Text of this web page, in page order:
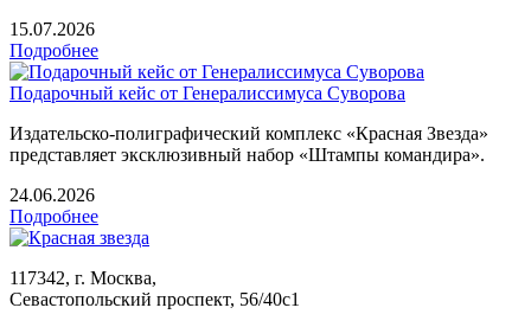
15.07.2026
Подробнее
Подарочный кейс от Генералиссимуса Суворова
Издательско-полиграфический комплекс «Красная Звезда»
представляет эксклюзивный набор «Штампы командира».
24.06.2026
Подробнее
117342, г. Москва,
Севастопольский проспект, 56/40с1